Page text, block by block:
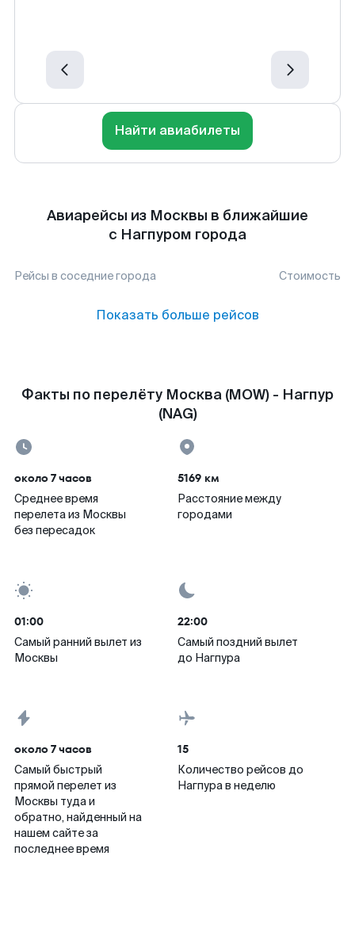
Найти авиабилеты
Авиарейсы из Москвы в ближайшие
с Нагпуром города
Рейсы в соседние города Стоимость
Показать больше рейсов
Факты по перелёту Москва (MOW) - Нагпур
(NAG)
около 7 часов
Среднее время
перелета из Москвы
без пересадок
5169 км
Расстояние между
городами
01:00
Самый ранний вылет из
Москвы
22:00
Самый поздний вылет
до Нагпура
около 7 часов
Самый быстрый
прямой перелет из
Москвы туда и
обратно, найденный на
нашем сайте за
последнее время
15
Количество рейсов до
Нагпура в неделю